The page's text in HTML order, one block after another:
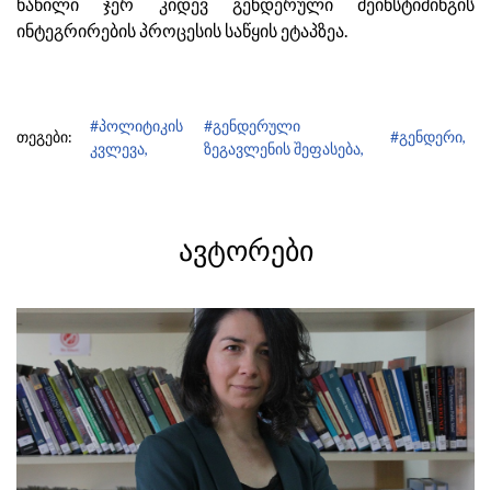
ინტეგრირების პროცესის საწყის ეტაპზეა.
თეგები:
#პოლიტიკის
კვლევა,
#გენდერული
ზეგავლენის შეფასება,
#გენდერი,
ᲐᲕᲢᲝᲠᲔᲑᲘ